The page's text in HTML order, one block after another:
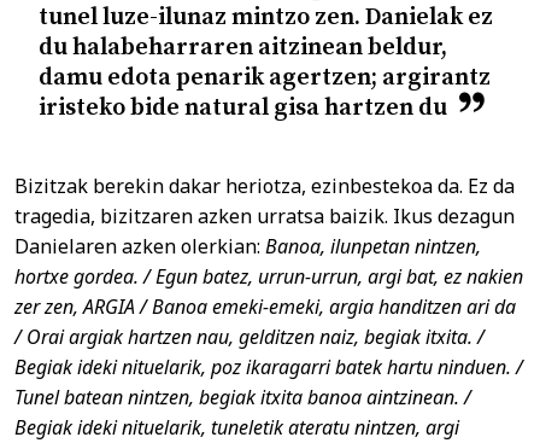
tunel luze-ilunaz mintzo zen. Danielak ez
du halabeharraren aitzinean beldur,
damu edota penarik agertzen; argirantz
iristeko bide natural gisa hartzen du
Bizitzak berekin dakar heriotza, ezinbestekoa da. Ez da
tragedia, bizitzaren azken urratsa baizik. Ikus dezagun
Danielaren azken olerkian: Banoa, ilunpetan nintzen,
hortxe gordea. / Egun batez, urrun-urrun, argi bat, ez nakien
zer zen, ARGIA / Banoa emeki-emeki, argia handitzen ari da
/ Orai argiak hartzen nau, gelditzen naiz, begiak itxita. /
Begiak ideki nituelarik, poz ikaragarri batek hartu ninduen. /
Tunel batean nintzen, begiak itxita banoa aintzinean. /
Begiak ideki nituelarik, tuneletik ateratu nintzen, argi